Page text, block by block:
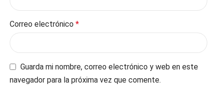
Correo electrónico *
Guarda mi nombre, correo electrónico y web en este
navegador para la próxima vez que comente.